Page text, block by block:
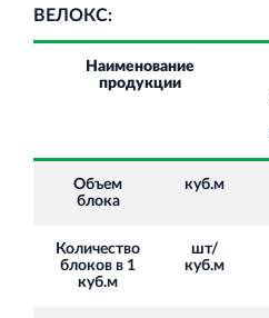
ВЕЛОКС:
Наименование
продукции
Объем
блока
куб.м
Количество
блоков в 1
куб.м
шт/
куб.м